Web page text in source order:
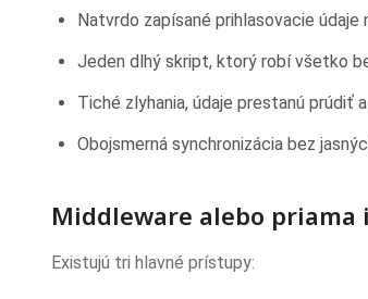
Natvrdo zapísané prihlasovacie
Jeden dlhý skript, ktorý robí všetko
Tiché zlyhania, údaje prestanú prúdiť
Obojsmerná synchronizácia bez
Middleware alebo priama
Existujú tri hlavné prístupy: